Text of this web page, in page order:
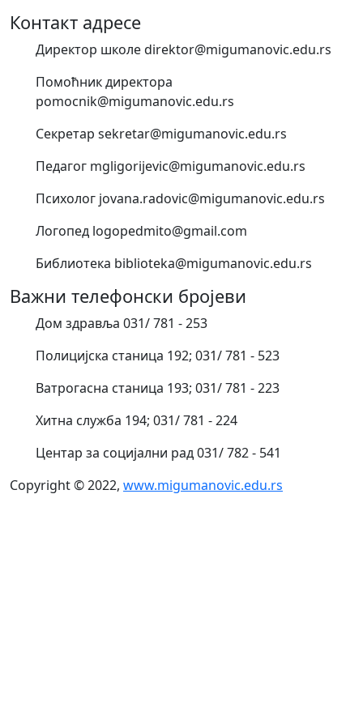
Контакт адресе
Директор школе direktor@migumanovic.edu.rs
Помоћник директора
pomocnik@migumanovic.edu.rs
Секретар sekretar@migumanovic.edu.rs
Педагог mgligorijevic@migumanovic.edu.rs
Психолог jovana.radovic@migumanovic.edu.rs
Логопед logopedmito@gmail.com
Библиотека biblioteka@migumanovic.edu.rs
Важни телефонски бројеви
Дом здравља 031/ 781 - 253
Полицијска станица 192; 031/ 781 - 523
Ватрогасна станица 193; 031/ 781 - 223
Хитна служба 194; 031/ 781 - 224
Центар за социјални рад 031/ 782 - 541
Copyright © 2022, www.migumanovic.edu.rs